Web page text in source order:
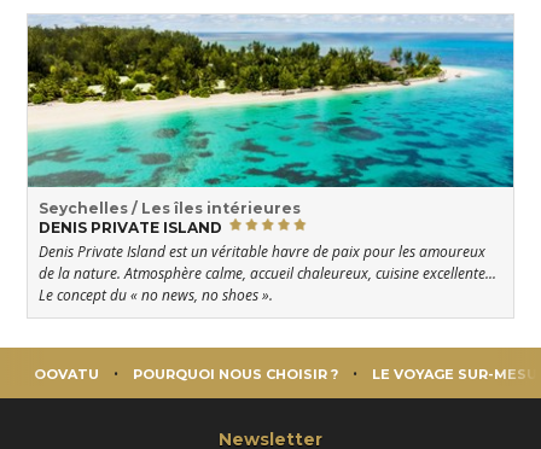
Seychelles / Les îles intérieures
DENIS PRIVATE ISLAND
Denis Private Island est un véritable havre de paix pour les amoureux
de la nature. Atmosphère calme, accueil chaleureux, cuisine excellente...
Le concept du « no news, no shoes ».
OOVATU POURQUOI NOUS CHOISIR ? LE VOYAGE SUR-
Newsletter